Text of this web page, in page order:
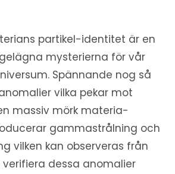
partikel-identitet är en
mysterierna för vår
Spännande nog så
vilka pekar mot
massiv mörk materia-
gammastrålning och
vilken kan observeras från
verifiera dessa anomalier